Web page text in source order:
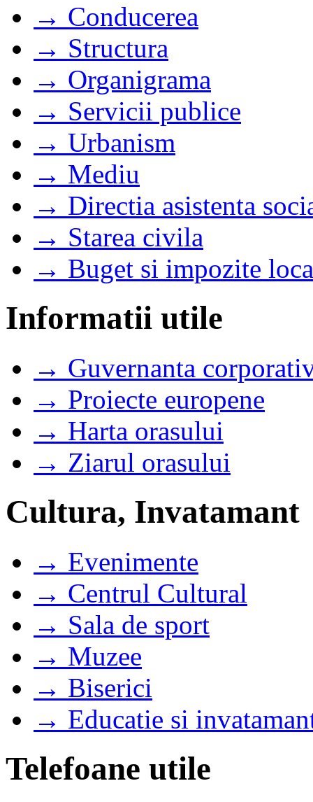
→ Conducerea
→ Structura
→ Organigrama
→ Servicii publice
→ Urbanism
→ Mediu
→ Directia asistenta
→ Starea civila
→ Buget si impozite
Informatii utile
→ Guvernanta
→ Proiecte europene
→ Harta orasului
→ Ziarul orasului
Cultura, Invatamant
→ Evenimente
→ Centrul Cultural
→ Sala de sport
→ Muzee
→ Biserici
→ Educatie si
Telefoane utile